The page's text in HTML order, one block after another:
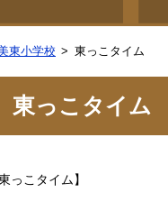
東小学校 東っこタイム
東っこタイム
っこタイム】